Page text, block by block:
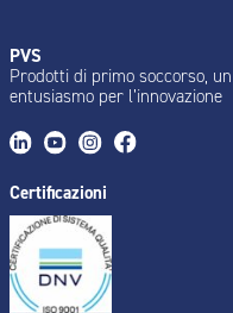
PVS
Prodotti di primo soccorso,
entusiasmo per l’innovazione
Certificazioni